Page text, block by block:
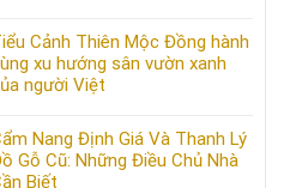
Cảnh Thiên Mộc Đồng hành
xu hướng sân vườn xanh
người Việt
Nang Định Giá Và Thanh Lý
Gỗ Cũ: Những Điều Chủ Nhà
Biết